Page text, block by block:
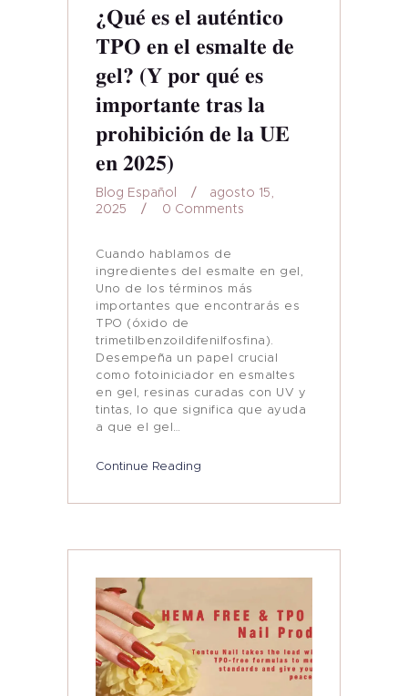
¿Qué es el auténtico
TPO en el esmalte de
gel? (Y por qué es
importante tras la
prohibición de la UE
en 2025)
Blog Español
agosto 15,
2025
0 Comments
Cuando hablamos de
ingredientes del esmalte en gel,
Uno de los términos más
importantes que encontrarás es
TPO (óxido de
trimetilbenzoildifenilfosfina).
Desempeña un papel crucial
como fotoiniciador en esmaltes
en gel, resinas curadas con UV y
tintas, lo que significa que ayuda
a que el gel…
Continue Reading